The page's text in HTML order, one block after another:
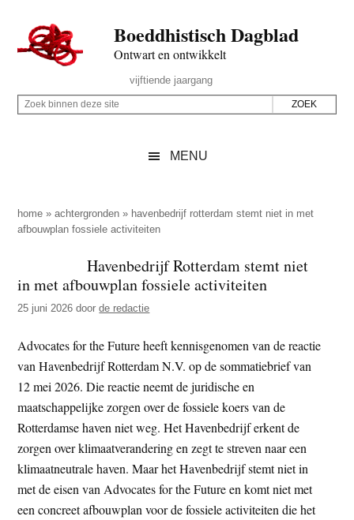
naar
de
inhoud
secondary
naar
de
sidebar
naar
de
Boeddhistisch Dagblad
Ontwart en ontwikkelt
Rechts
vijftiende jaargang
Z
p
d
z
e
i
t
e
Z
i
n
n
d
z
e
s
i
t
e
MENU
home »achtergronden » havenbedrijf rotterdam stemt niet in met
afbouwplan fossiele activiteiten
Havenbedrijf Rotterdam stemt niet
in met afbouwplan fossiele activiteiten
25 juni 2026 doorde redactie
Advocates for the Future heeft kennisgenomen van de reactie
van Havenbedrijf Rotterdam N.V. op de sommatiebrief van
12 mei 2026. Die reactie neemt de juridische en
maatschappelijke zorgen over de fossiele koers van de
Rotterdamse haven niet weg. Het Havenbedrijf erkent de
zorgen over klimaatverandering en zegt te streven naar een
klimaatneutrale haven. Maar het Havenbedrijf stemt niet in
met de eisen van Advocates for the Future en komt niet met
een concreet afbouwplan voor de fossiele activiteiten die het